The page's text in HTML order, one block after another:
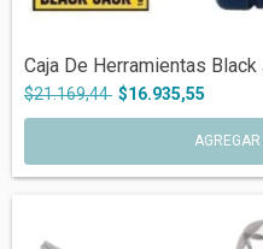
Caja De Herramientas Black
$21.169,44 $16.935,55